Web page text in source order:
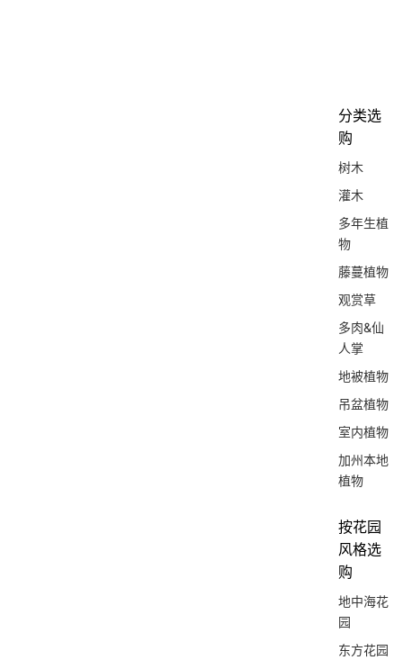
分类选
购
树木
灌木
多年生植
物
藤蔓植物
观赏草
多肉&仙
人掌
地被植物
吊盆植物
室内植物
加州本地
植物
按花园
风格选
购
地中海花
园
东方花园